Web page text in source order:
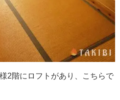
2階にロフトがあり、こちらで